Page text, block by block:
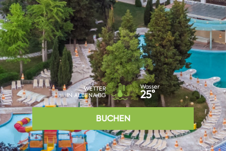
WETTER
IN ALBENA.BG
Wasser
25°
BUCHEN